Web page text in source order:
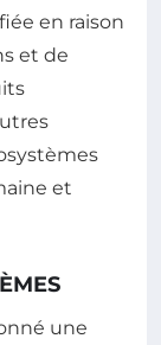
en raison
et de
et
une